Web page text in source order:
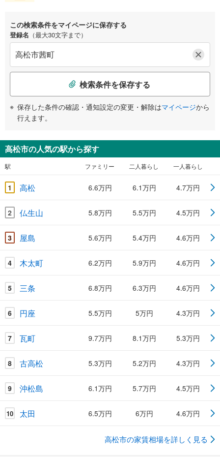
この検索条件をマイページに保存する
登録名 （最大30文字まで）
検索条件を保存する
保存した条件の確認・通知設定の変更・解除はマイページから
行えます。
高松市の人気の駅から探す
駅 ファミリー 二人暮らし 一人暮らし
1 高松 6.6万円 6.1万円 4.7万円
2 仏生山 5.8万円 5.5万円 4.5万円
3 屋島 5.6万円 5.4万円 4.6万円
4 木太町 6.2万円 5.9万円 4.6万円
5 三条 6.8万円 6.3万円 4.6万円
6 円座 5.5万円 5万円 4.3万円
7 瓦町 9.7万円 8.1万円 5.3万円
8 古高松 5.3万円 5.2万円 4.3万円
9 沖松島 6.1万円 5.7万円 4.5万円
10 太田 6.5万円 6万円 4.6万円
高松市の家賃相場を詳しく見る